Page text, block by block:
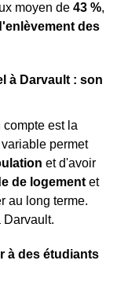
moyen de 43 %,
des
à Darvault : son
est la
variable permet
et d'avoir
de logement et
au long terme.
Darvault.
à des étudiants